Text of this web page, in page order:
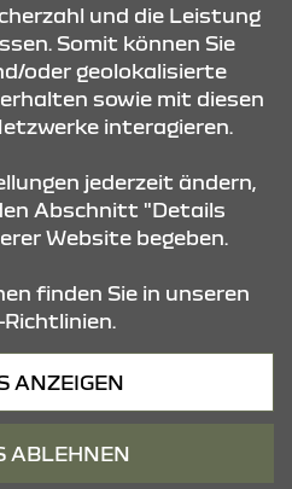
und die Leistung
Somit können Sie
oder geolokalisierte
sowie mit diesen
interagieren.
jederzeit ändern,
Abschnitt "Details
Website begeben.
finden Sie in unseren
Richtlinien.
ANZEIGEN
ABLEHNEN